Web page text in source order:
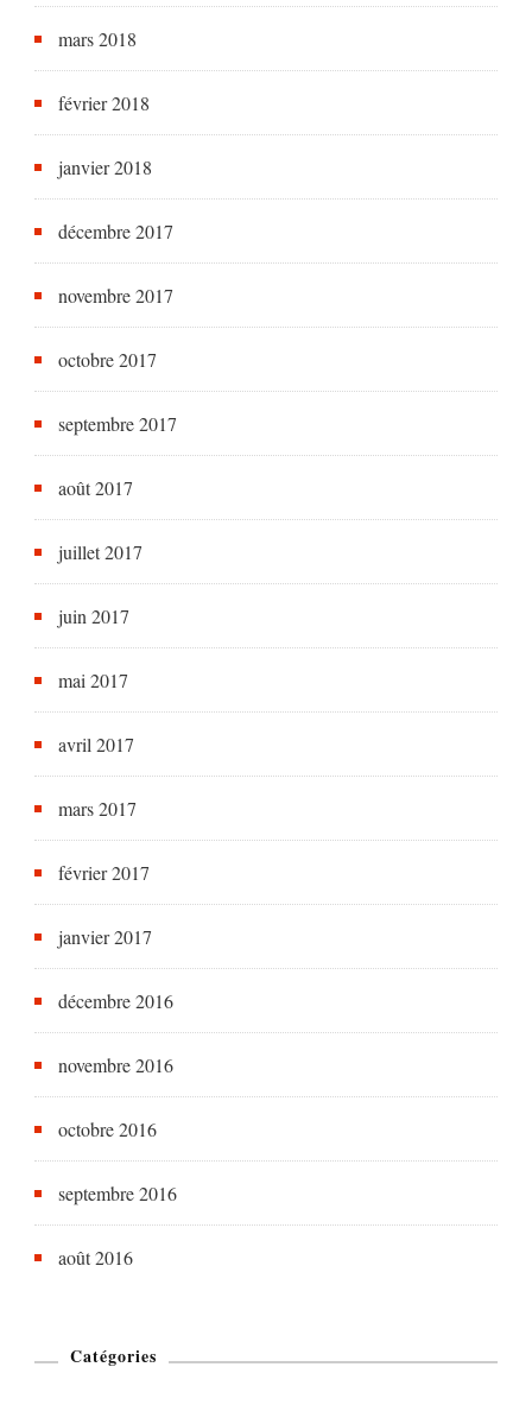
mars 2018
février 2018
janvier 2018
décembre 2017
novembre 2017
octobre 2017
septembre 2017
août 2017
juillet 2017
juin 2017
mai 2017
avril 2017
mars 2017
février 2017
janvier 2017
décembre 2016
novembre 2016
octobre 2016
septembre 2016
août 2016
Catégories